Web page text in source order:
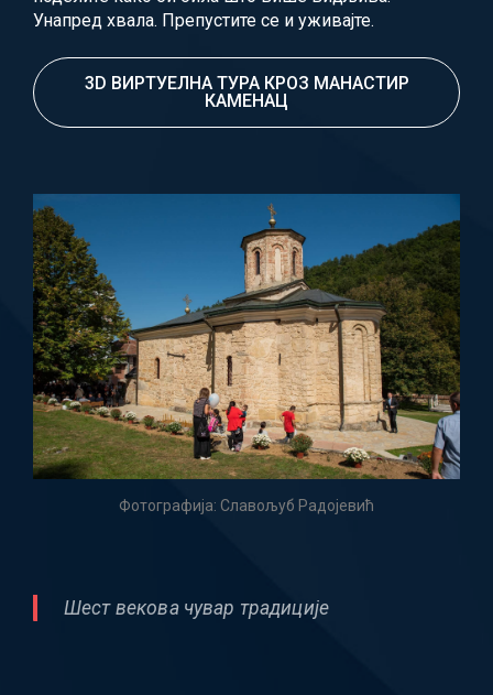
Унапред хвала. Препустите се и уживајте.
3D ВИРТУЕЛНА ТУРА КРОЗ МАНАСТИР
КАМЕНАЦ
Фотографија: Славољуб Радојевић
Шест векова чувар традиције